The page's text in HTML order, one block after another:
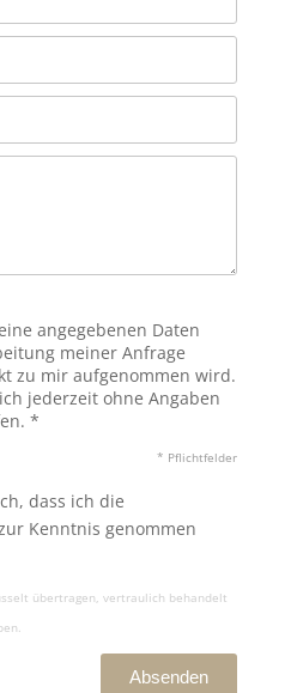
angegebenen Daten
meiner Anfrage
zu mir aufgenommen wird.
jederzeit ohne Angaben
*
* Pflichtfelder
dass ich die
Kenntnis genommen
übertragen, vertraulich behandelt
Absenden